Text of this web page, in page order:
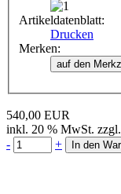
Artikeldatenblatt:
Drucken
Merken:
540,00 EUR
inkl. 20 % MwSt. zzgl.
-
+